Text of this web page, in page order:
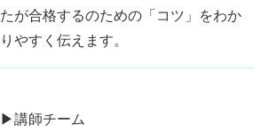
たが合格するのための「コツ」をわか
りやすく伝えます。
▶講師チーム